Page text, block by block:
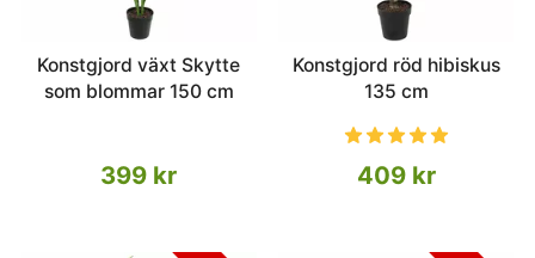
Konstgjord växt Skytte
som blommar 150 cm
399 kr
Konstgjord röd hibiskus
135 cm
409 kr